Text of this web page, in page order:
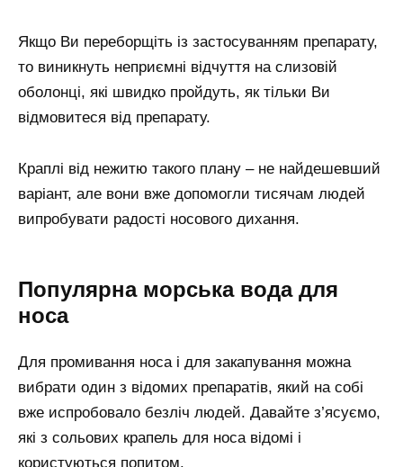
Якщо Ви переборщіть із застосуванням препарату,
то виникнуть неприємні відчуття на слизовій
оболонці, які швидко пройдуть, як тільки Ви
відмовитеся від препарату.
Краплі від нежитю такого плану – не найдешевший
варіант, але вони вже допомогли тисячам людей
випробувати радості носового дихання.
Популярна морська вода для
носа
Для промивання носа і для закапування можна
вибрати один з відомих препаратів, який на собі
вже испробовало безліч людей. Давайте з’ясуємо,
які з сольових крапель для носа відомі і
користуються попитом.